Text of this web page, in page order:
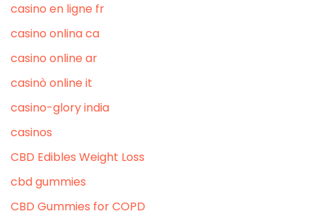
casino en ligne fr
casino onlina ca
casino online ar
casinò online it
casino-glory india
casinos
CBD Edibles Weight Loss
cbd gummies
CBD Gummies for COPD